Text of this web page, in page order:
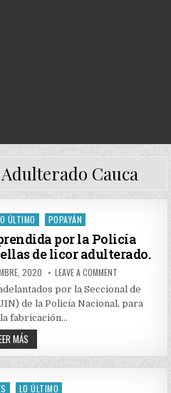
Cauca
ÚLTIMO POPAYÁN
por la Policía
de licor adulterado.
2020 LEAVE A COMMENT
MUJER
SORPRENDIDA
130
BOTELLAS
por la Seccional de
de la Policía Nacional, para
fabricación…
MÁSUNA
MUJER
FUE
SORPRENDIDA
LA
LO ÚLTIMO